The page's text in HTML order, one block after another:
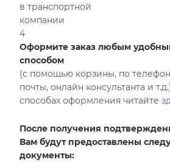
в транспортной
компании
4
Оформите заказ любым
способом
(с помощью корзины, по
почты, онлайн консультанта и
способах оформления читайте
После получения
Вам будут предоставлены
документы: